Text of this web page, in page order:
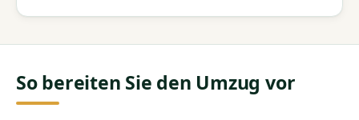
So bereiten Sie den Umzug vor